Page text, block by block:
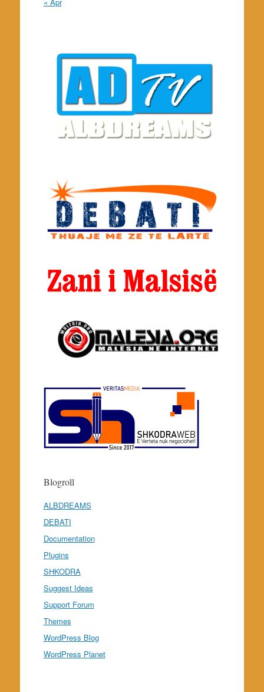
Blogroll
ALBDREAMS
DEBATI
Documentation
Plugins
SHKODRA
Suggest Ideas
Support Forum
Themes
WordPress Blog
WordPress Planet